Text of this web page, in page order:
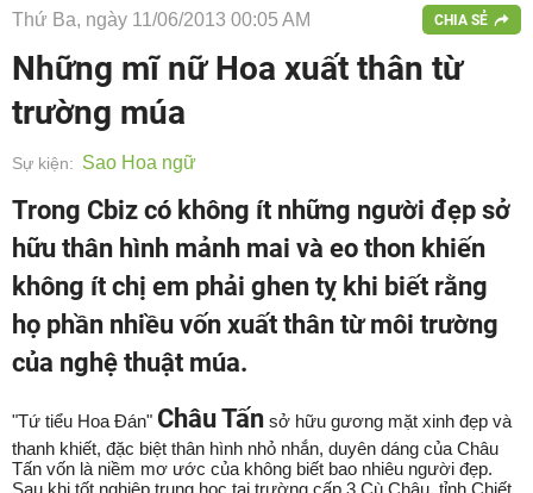
Thứ Ba, ngày 11/06/2013 00:05 AM CHIA SẺ
Những mĩ nữ Hoa xuất thân từ
trường múa
Sự kiện: Sao Hoa ngữ
Trong Cbiz có không ít những người đẹp sở
hữu thân hình mảnh mai và eo thon khiến
không ít chị em phải ghen tỵ khi biết rằng
họ phần nhiều vốn xuất thân từ môi trường
của nghệ thuật múa.
"Tứ tiểu Hoa Đán" Châu Tấn sở hữu gương mặt xinh đẹp và
thanh khiết, đặc biệt thân hình nhỏ nhắn, duyên dáng của Châu
Tấn vốn là niềm mơ ước của không biết bao nhiêu người đẹp.
Sau khi tốt nghiệp trung học tại trường cấp 3 Cù Châu, tỉnh Chiết